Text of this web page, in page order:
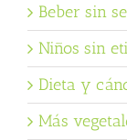
Beber sin
Niños sin
Dieta y
Más